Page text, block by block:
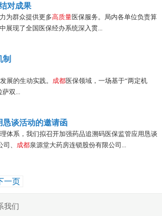
对成果
为群众提供更多高质量医保服务。局内各单位负责算
展现了全国医保经办系统深入贯...
制
发展的生动实践。 成都医保领域，一场基于“两定机
萨双...
恳谈活动的邀请函
体系，我们拟召开加强药品追溯码医保监管应用恳谈
、 成都泉源堂大药房连锁股份有限公司...
一页
我们